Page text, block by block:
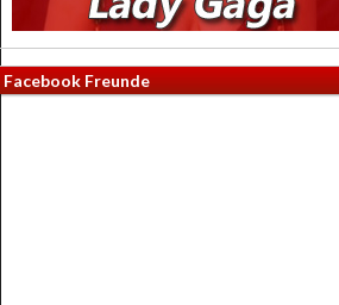
Facebook Freunde